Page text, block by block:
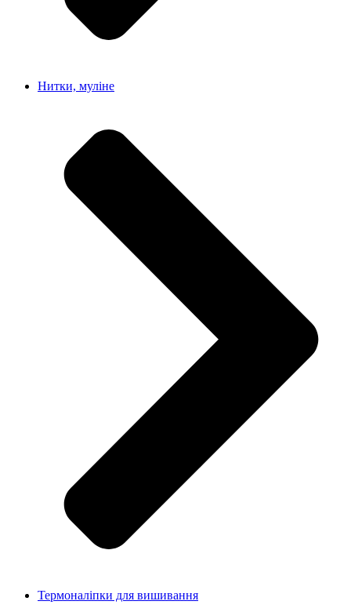
Нитки, муліне
Термоналіпки для вишивання